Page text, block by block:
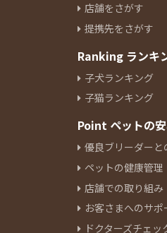
店舗をさがす
提携先をさがす
Ranking ランキ
子犬ランキング
子猫ランキング
Point ペットの
優良ブリーダーと
ペットの健康管理
店舗での取り組み
お客さまへのサポ
ドクターズチェ